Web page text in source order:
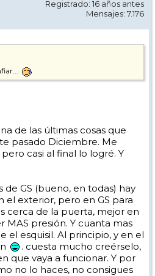
Registrado: 16 años antes
Mensajes: 7.176
de las últimas cosas que
pasado Diciembre. Me
casi al final lo logré. Y
de GS (bueno, en todas) hay
el exterior, pero en GS para
cerca de la puerta, mejor en
MAS presión. Y cuanta mas
el esquisil. Al principio, y en el
. cuesta mucho creérselo,
que vaya a funcionar. Y por
no lo haces, no consigues